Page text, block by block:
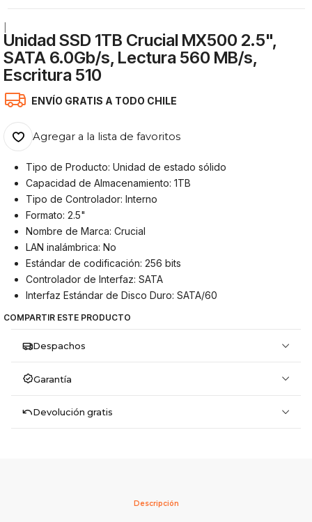
Unidad SSD 1TB Crucial MX500 2.5",
SATA 6.0Gb/s, Lectura 560 MB/s,
Escritura 510
ENVÍO GRATIS A TODO CHILE
Agregar a la lista de favoritos
Tipo de Producto: Unidad de estado sólido
Capacidad de Almacenamiento: 1TB
Tipo de Controlador: Interno
Formato: 2.5"
Nombre de Marca: Crucial
LAN inalámbrica: No
Estándar de codificación: 256 bits
Controlador de Interfaz: SATA
Interfaz Estándar de Disco Duro: SATA/60
COMPARTIR ESTE PRODUCTO
Despachos
Garantía
Devolución gratis
Descripción